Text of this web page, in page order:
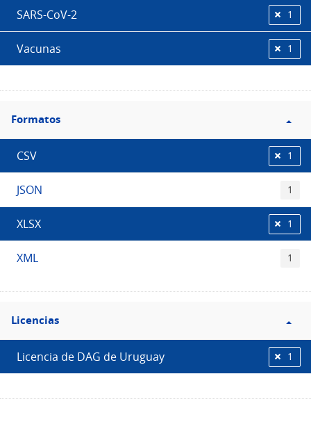
SARS-CoV-2 1
Vacunas 1
Filtro
Formatos
Formatos
CSV 1
JSON 1
XLSX 1
XML 1
Filtro
Licencias
Licencias
Licencia de DAG de Uruguay 1